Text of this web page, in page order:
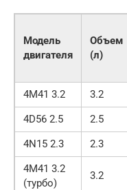
Модель
двигателя
Объем
(л)
4M41 3.2
3.2
4D56 2.5
2.5
4N15 2.3
2.3
4M41 3.2
(турбо)
3.2